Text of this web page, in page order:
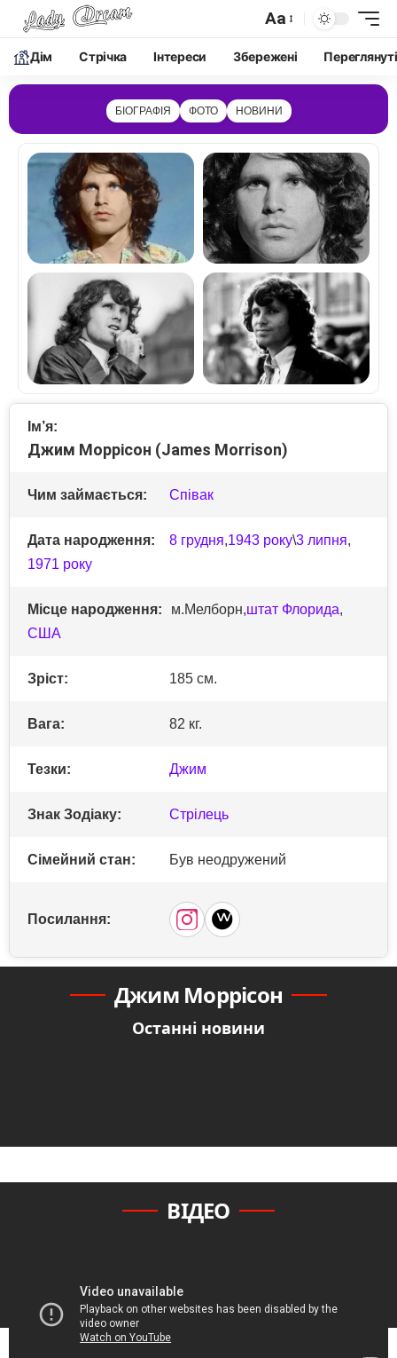
Aa
Дім Cтрічка Інтереси Збережені Переглянуті
БІОГРАФІЯ ФОТО НОВИНИ
Ім’я:
Джим Моррісон (James Morrison)
Чим займається: Співак
Дата народження: 8 грудня,1943 року\3 липня,
1971 року
Місце народження: м.Мелборн,штат Флорида,
США
Зріст: 185 см.
Вага: 82 кг.
Тезки: Джим
Знак Зодіаку: Стрілець
Сімейний стан: Був неодружений
Посилання:
Джим Моррісон
Останні новини
ВІДЕО